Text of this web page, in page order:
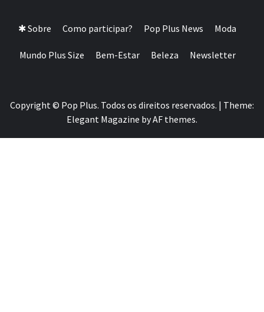
✱ Sobre Como participar? Pop Plus News Moda
Mundo Plus Size Bem-Estar Beleza Newsletter
Copyright © Pop Plus. Todos os direitos reservados. | Theme:
Elegant Magazine byAF themes.